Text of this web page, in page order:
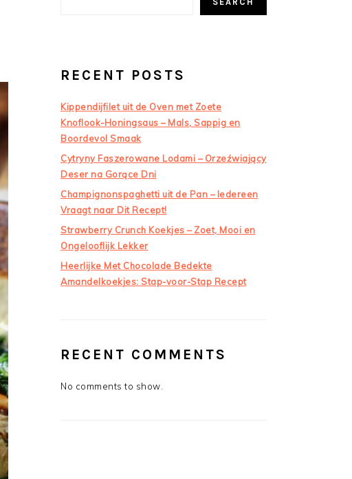
RECENT POSTS
Kippendijfilet uit de Oven met Zoete
Knoflook-Honingsaus – Mals, Sappig en
Boordevol Smaak
Cytryny Faszerowane Lodami – Orzeźwiający
Deser na Gorące Dni
Champignonspaghetti uit de Pan – Iedereen
Vraagt naar Dit Recept!
Strawberry Crunch Koekjes – Zoet, Mooi en
Ongelooflijk Lekker
Heerlijke Met Chocolade Bedekte
Amandelkoekjes: Stap-voor-Stap Recept
RECENT COMMENTS
No comments to show.